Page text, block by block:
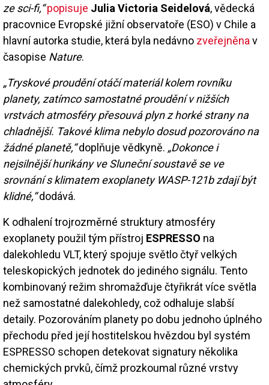
ze sci-fi,“popisuje Julia Victoria Seidelová, vědecká
pracovnice Evropské jižní observatoře (ESO) v Chile a
hlavní autorka studie, která byla nedávno zveřejněna v
časopise Nature.
„Tryskové proudění otáčí materiál kolem rovníku
planety, zatímco samostatné proudění v nižších
vrstvách atmosféry přesouvá plyn z horké strany na
chladnější. Takové klima nebylo dosud pozorováno na
žádné planetě,“doplňuje vědkyně. „Dokonce i
nejsilnější hurikány ve Sluneční soustavě se ve
srovnání s klimatem exoplanety WASP-121b zdají být
klidné,“dodává.
K odhalení trojrozměrné struktury atmosféry
exoplanety použil tým přístroj ESPRESSO na
dalekohledu VLT, který spojuje světlo čtyř velkých
teleskopických jednotek do jediného signálu. Tento
kombinovaný režim shromažďuje čtyřikrát více světla
než samostatné dalekohledy, což odhaluje slabší
detaily. Pozorováním planety po dobu jednoho úplného
přechodu před její hostitelskou hvězdou byl systém
ESPRESSO schopen detekovat signatury několika
chemických prvků, čímž prozkoumal různé vrstvy